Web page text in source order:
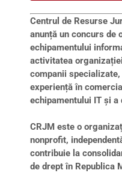
Centrul de Resurse
anunță un concurs de
echipamentului
activitatea
companii
experiență în
echipamentului IT și
CRJM este o
nonprofit,
contribuie la
de drept în Republica